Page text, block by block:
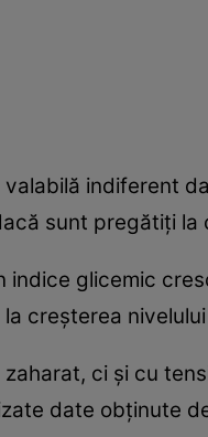
indiferent
sunt pregătiţi la
indice glicemic
creşterea
ci şi cu
date obţinute